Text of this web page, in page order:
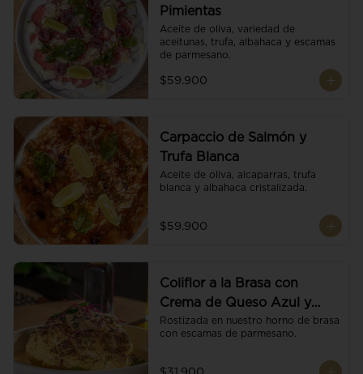
Pimientas
Aceite de oliva, variedad de
aceitunas, trufa, albahaca y escamas
de parmesano.
$59.900
Carpaccio de Salmón y
Trufa Blanca
Aceite de oliva, alcaparras, trufa
blanca y albahaca cristalizada.
$59.900
Coliflor a la Brasa con
Crema de Queso Azul y
Vino
Rostizada en nuestro horno de brasa
con escamas de parmesano.